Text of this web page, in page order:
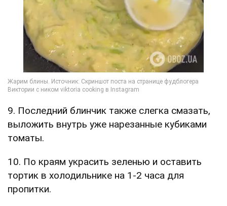
9. Последний блинчик также слегка смазать,
выложить внутрь уже нарезанные кубиками
томаты.
10. По краям украсить зеленью и оставить
тортик в холодильнике на 1-2 часа для
пропитки.